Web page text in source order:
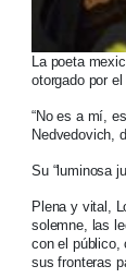
La poeta
otorgado por
“No es a mí,
Nedvedovich,
Su “luminosa
Plena y vital,
solemne, las
con el público,
sus fronteras